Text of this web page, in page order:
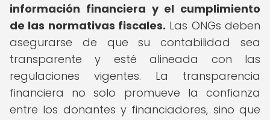
información financiera y el cumplimiento
de las normativas fiscales. Las ONGs deben
asegurarse de que su contabilidad sea
transparente y esté alineada con las
regulaciones vigentes. La transparencia
financiera no solo promueve la confianza
entre los donantes y financiadores, sino que